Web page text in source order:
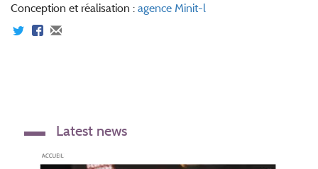
Conception et réalisation : agence Minit-l
Latest news